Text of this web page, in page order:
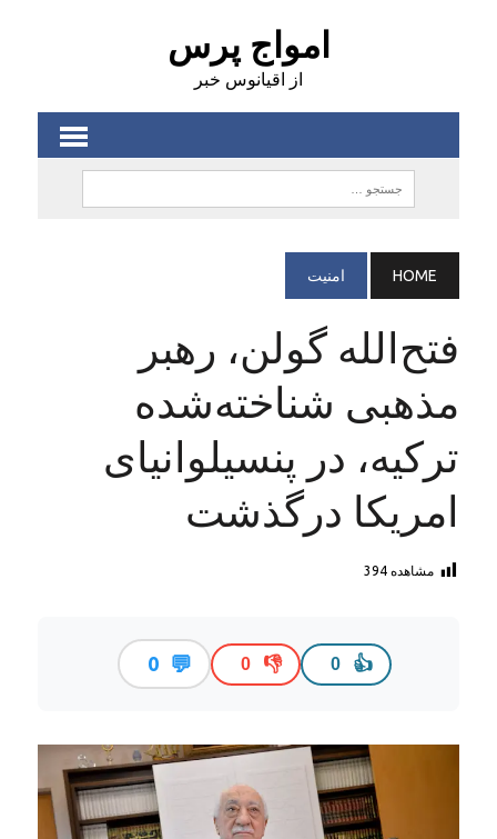
امواج پرس
از اقیانوس خبر
HOME امنيت
فتح‌الله گولن، رهبر
مذهبی شناخته‌شده
ترکیه، در پنسیلوانیای
امریکا درگذشت
مشاهده 394
👍
0
👎
0
💬
0